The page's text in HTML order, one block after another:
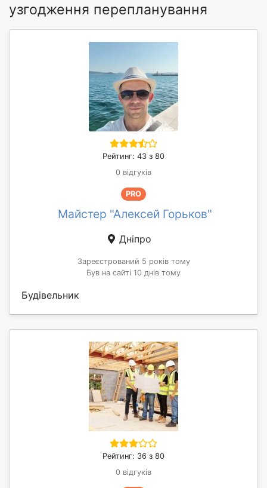
узгодження перепланування
Рейтинг: 43 з 80
0 відгуків
PRO
Майстер "Алексей Горьков"
Дніпро
Зареєстрований 5 років тому
Був на сайті 10 днів тому
Будівельник
Рейтинг: 36 з 80
0 відгуків